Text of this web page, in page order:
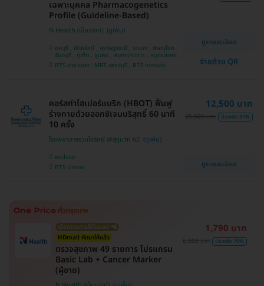
เฉพาะบุคคล Pharmacogenetics
Profile (Guideline-Based)
N Health (เอ็นเฮลท์)
ชลบุรี , เชียงใหม่ , สุราษฎร์ธานี , ระยอง , พิษณุโลก ,
จันทบุรี , ภูเก็ต , ชุมพร , สมุทรปราการ , สมุทรสาคร ,
นครราชสีมา , สุพรรณบุรี , ขอนแก่น , ปราจีนบุรี ,
ปทุมธานี , กาญจนบุรี , บางรัก , กระบี่ , เชียงราย ,
พระนครศรีอยุธยา
BTS ศาลาแดง , MRT เพชรบุรี , BTS ทองหล่อ
ดูรายละเอียด
จ่ายด้วย QR
คอร์สทำไฮเปอร์แบริก (HBOT) ฟื้นฟู
ร่างกายด้วยออกซิเจนบริสุทธิ์ 60 นาที
10 ครั้ง
โรงพยาบาลรวมใจรักษ์ @สุขุมวิท 62
พระโขนง
BTS บางจาก
12,500 บาท
25,685 บาท ประหยัด 51%
ดูรายละเอียด
เลือกรายการได้ในแอป 📲
HDmall คัดมาให้แล้ว
ตรวจสุขภาพ 49 รายการ โปรแกรม
Basic Lab + Cancer Marker
(ผู้ชาย)
1,790 บาท
6,000 บาท ประหยัด 70%